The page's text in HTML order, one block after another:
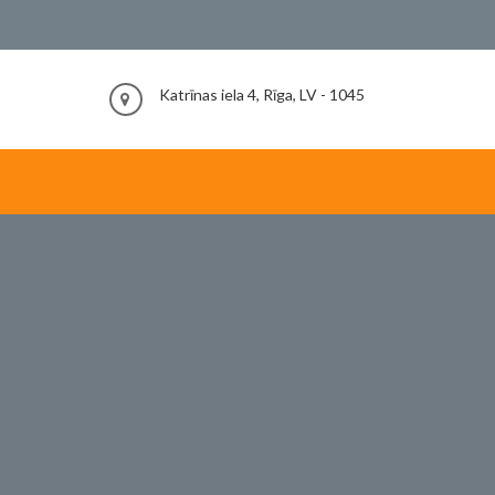
Katrīnas iela 4, Rīga, LV - 1045